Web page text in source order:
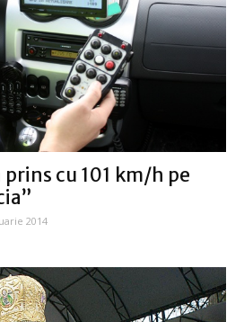
cu 101 km/h pe
2014